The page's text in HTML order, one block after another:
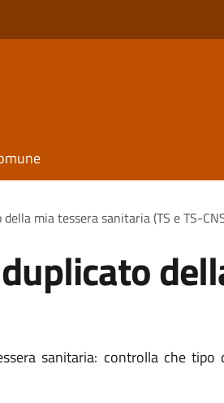
mia tessera sanitaria (TS e TS-
sanitaria: controlla che